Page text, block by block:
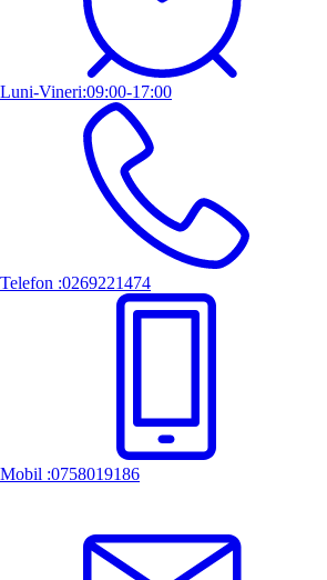
Luni-Vineri:09:00-17:00
Telefon :0269221474
Mobil :0758019186